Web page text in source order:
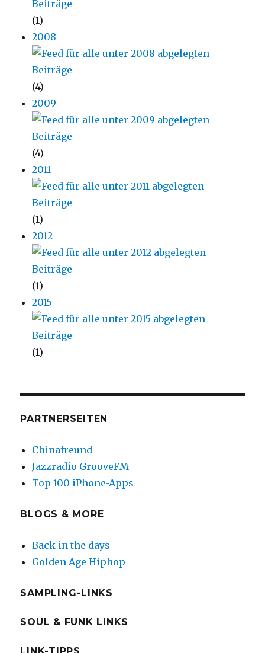
(1)
2008
(4)
2009
(4)
2011
(1)
2012
(1)
2015
(1)
PARTNERSEITEN
Chinafreund
Jazzradio GrooveFM
Top 100 iPhone-Apps
BLOGS & MORE
Back in the days
Golden Age Hiphop
SAMPLING-LINKS
SOUL & FUNK LINKS